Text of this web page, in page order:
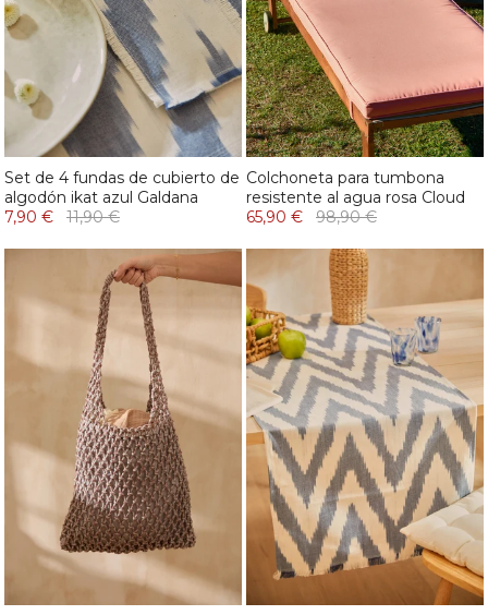
Set de 4 fundas de cubierto de
algodón ikat azul Galdana
7,90 €
11,90 €
Colchoneta para tumbona
resistente al agua rosa Cloud
65,90 €
98,90 €